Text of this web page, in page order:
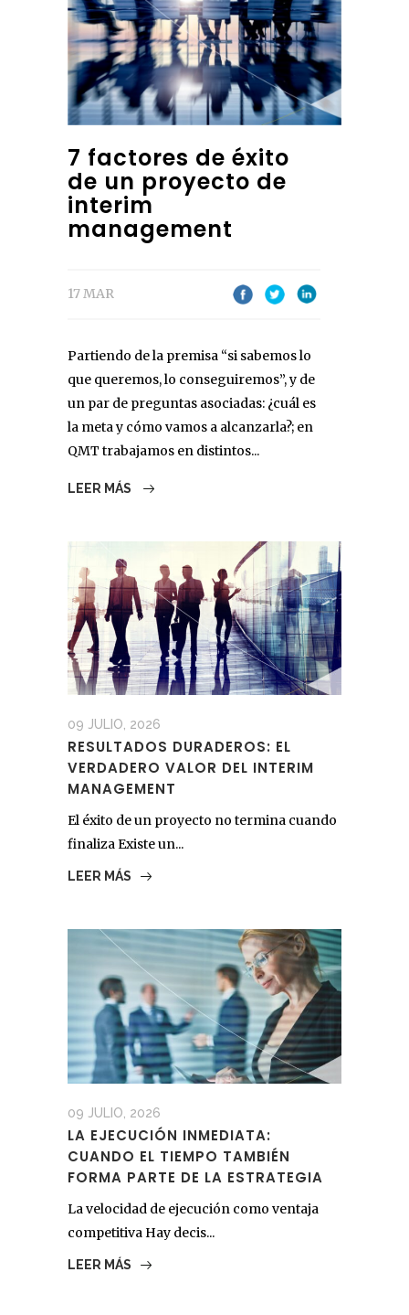
7 factores de éxito
de un proyecto de
interim
management
17 MAR
Partiendo de la premisa “si sabemos lo
que queremos, lo conseguiremos”, y de
un par de preguntas asociadas: ¿cuál es
la meta y cómo vamos a alcanzarla?; en
QMT trabajamos en distintos...
LEER MÁS
09 JULIO, 2026
RESULTADOS DURADEROS: EL
VERDADERO VALOR DEL INTERIM
MANAGEMENT
El éxito de un proyecto no termina cuando
finaliza Existe un...
LEER MÁS
09 JULIO, 2026
LA EJECUCIÓN INMEDIATA:
CUANDO EL TIEMPO TAMBIÉN
FORMA PARTE DE LA ESTRATEGIA
La velocidad de ejecución como ventaja
competitiva Hay decis...
LEER MÁS